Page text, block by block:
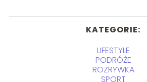
KATEGORIE:
LIFESTYLE
PODRÓŻE
ROZRYWKA
SPORT